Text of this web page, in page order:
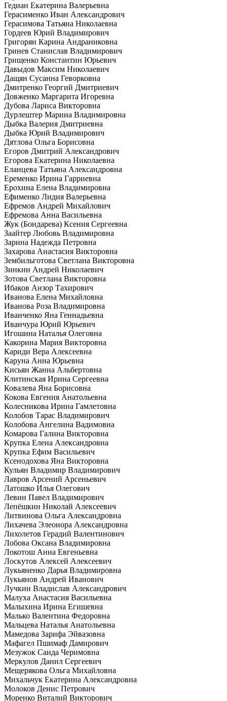
Гедиан Екатерина Валерьевна
Герасименко Иван Александрович
Герасимова Татьяна Николаевна
Гордеев Юрий Владимирович
Григорян Карина Андраниковна
Гринев Станислав Владимирович
Грищенко Константин Юрьевич
Давыдов Максим Николаевич
Дащян Сусанна Геворковна
Дмитренко Георгий Дмитриевич
Довженко Маргарита Игоревна
Дубова Лариса Викторовна
Дурлештер Марина Владимировна
Дыбка Валерия Дмитриевна
Дыбка Юрий Владимирович
Дятлова Ольга Борисовна
Егоров Дмитрий Александрович
Егорова Екатерина Николаевна
Еланцева Татьяна Александровна
Еременко Ирина Гарриевна
Ерохина Елена Владимировна
Ефименко Лидия Валерьевна
Ефремов Андрей Михайлович
Ефремова Анна Васильевна
Жук (Бондарева) Ксения Сергеевна
Заайтер Любовь Владимировна
Зарина Надежда Петровна
Захарова Анастасия Викторовна
Зембильготова Светлана Викторовна
Зинкин Андрей Николаевич
Зотова Светлана Викторовна
Ибаков Анзор Тахирович
Иванова Елена Михайловна
Иванова Роза Владимировна
Иванченко Яна Геннадьевна
Иванчура Юрий Юрьевич
Игошина Наталья Олеговна
Какорина Мария Викторовна
Кариди Вера Алексеевна
Каруна Анна Юрьевна
Кисьян Жанна Альбертовна
Клитинская Ирина Сергеевна
Ковалева Яна Борисовна
Кокова Евгения Анатольевна
Колесникова Ирина Гамлетовна
Колобов Тарас Владимирович
Колобова Ангелина Вадимовна
Комарова Галина Викторовна
Крупка Елена Александровна
Крупка Ефим Васильевич
Ксенодохова Яна Викторовна
Кульян Владимир Владимирович
Лавров Арсений Арсеньевич
Латошко Илья Олегович
Левин Павел Владимирович
Лепёшкин Николай Алексеевич
Литвинова Ольга Александровна
Лихачева Элеонора Александровна
Лихолетов Герадий Валентинович
Лобова Оксана Владимировна
Локотош Анна Евгеньевна
Лоскутов Алексей Алексеевич
Лукьяненко Дарья Владимировна
Лукьянов Андрей Иванович
Лучкин Владислав Александрович
Малуха Анастасия Васильевна
Малыхина Ирина Егишевна
Малько Валентина Федоровна
Мальцева Наталья Анатольевна
Мамедова Зарифа Эйвазовна
Мафагел Пшимаф Дамирович
Мезужок Саида Черимовна
Меркулов Данил Сергеевич
Мещерякова Ольга Михайловна
Михальчук Екатерина Александровна
Молоков Денис Петрович
Моренко Виталий Викторович